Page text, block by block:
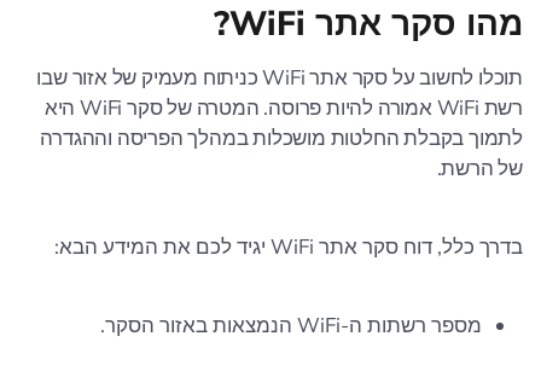
מהו סקר אתר WiFi?
תוכלו לחשוב על סקר אתר WiFi כניתוח מעמיק של אזור שבו
רשת WiFi אמורה להיות פרוסה. המטרה של סקר WiFi היא
לתמוך בקבלת החלטות מושכלות במהלך הפריסה וההגדרה
של הרשת.
בדרך כלל, דוח סקר אתר WiFi יגיד לכם את המידע הבא:
מספר רשתות ה-WiFi הנמצאות באזור הסקר.